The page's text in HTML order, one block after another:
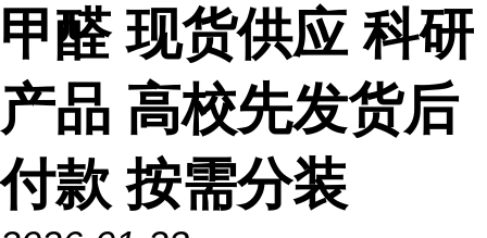
甲醛 现货供应 科研
产品 高校先发货后
付款 按需分装